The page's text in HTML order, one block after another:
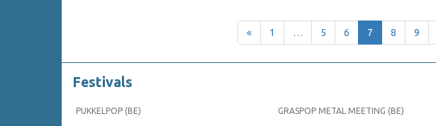
« 1 … 5 6 7 8 9
Festivals
PUKKELPOP (BE) GRASPOP METAL MEETING (BE)